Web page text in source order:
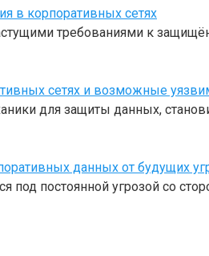
в корпоративных сетях
требованиями к
сетях и возможные
для защиты данных,
данных от будущих
постоянной угрозой со